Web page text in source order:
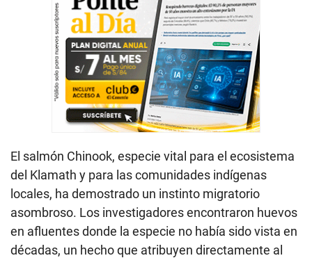
El salmón Chinook, especie vital para el ecosistema
del Klamath y para las comunidades indígenas
locales, ha demostrado un instinto migratorio
asombroso. Los investigadores encontraron huevos
en afluentes donde la especie no había sido vista en
décadas, un hecho que atribuyen directamente al